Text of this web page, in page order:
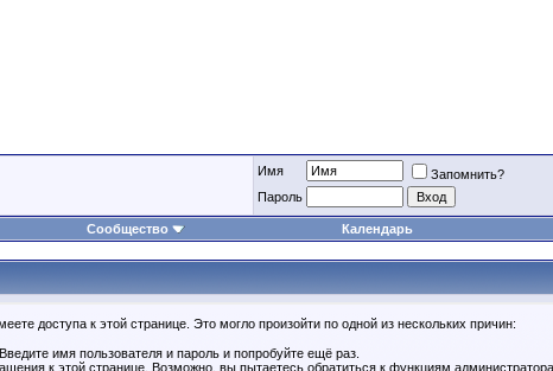
Имя
Запомнить?
Пароль
Сообщество Календарь
доступа к этой странице. Это могло произойти по одной из нескольких причин:
имя пользователя и пароль и попробуйте ещё раз.
к этой странице. Возможно, вы пытаетесь обратиться к функциям